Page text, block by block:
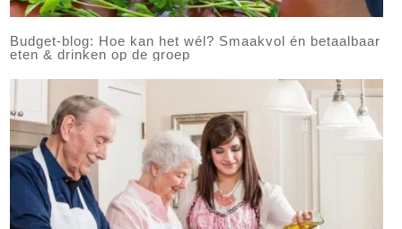
Budget-blog: Hoe kan het wél? Smaakvol én betaalbaar
eten & drinken op de groep